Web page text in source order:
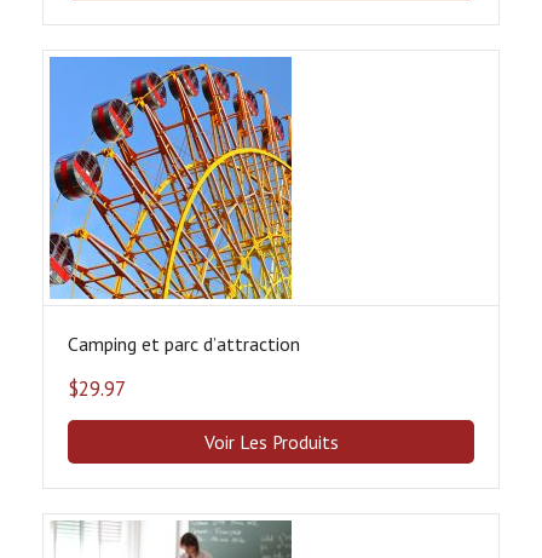
Camping et parc dʼattraction
$29.97
Voir Les Produits